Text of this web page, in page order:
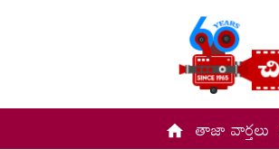
తాజా వార్తలు